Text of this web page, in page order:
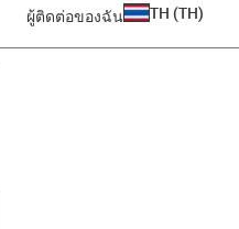
ผู้ติดต่อของฉัน TH (TH)